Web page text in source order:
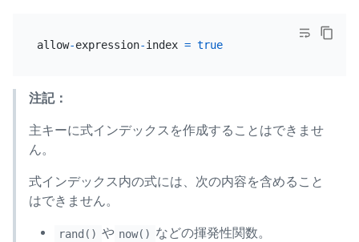
allow-expression-index = true
注記：
主キーに式インデックスを作成することはできませ
ん。
式インデックス内の式には、次の内容を含めること
はできません。
rand() や now() などの揮発性関数。